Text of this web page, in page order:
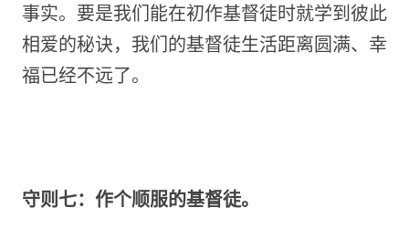
事实。要是我们能在初作基督徒时就学到彼此
相爱的秘诀，我们的基督徒生活距离圆满、幸
福已经不远了。
守则七：作个顺服的基督徒。